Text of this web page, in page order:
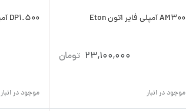
AM300 آمپلی فایر اتون Eton
23,100,000 تومان
موجود در انبار
DP1.500 آمپلی فایر هرتز Hertz
موجود در انبار